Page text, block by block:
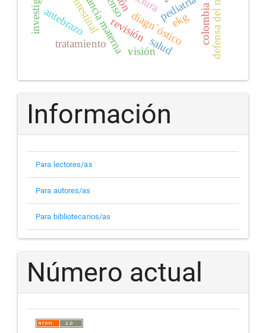
lactancia materna ekg
diagn´óstico
intestinal pediatría defensa del niño
antebrazo
tratamiento revisión colombia
salud
visión
Información
Para lectores/as
Para autores/as
Para bibliotecarios/as
Número actual